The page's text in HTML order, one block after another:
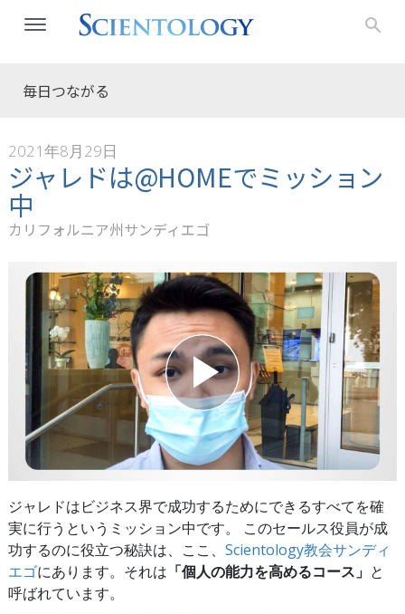
毎日つながる
2021年8月29日
ジャレドは@HOMEでミッション
中
カリフォルニア州サンディエゴ
ジャレドはビジネス界で成功するためにできるすべてを確
実に行うというミッション中です。 このセールス役員が成
功するのに役立つ秘訣は、ここ、 Scientology教会サンディ
エゴにあります。それは 「個人の能力を高めるコース」 と
呼ばれています。